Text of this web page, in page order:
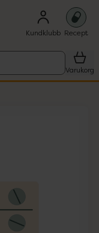
Kundklubb Recept
Varukorg